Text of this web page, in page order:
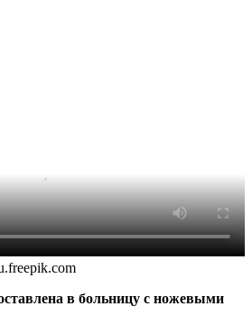
в больницу с ножевыми